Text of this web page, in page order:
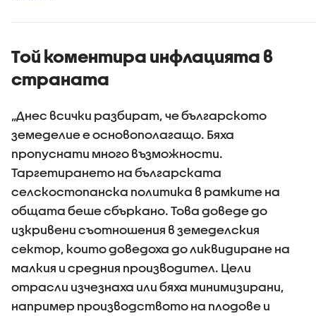
Той коментира инфлацията в
страната
„Днес всички разбират, че българското
земеделие е основополагащо. Бяха
пропуснати много възможности.
Таргетирането на българската
селскостопанска политика в рамките на
общата беше сбъркано. Това доведе до
изкривени съотношения в земеделския
сектор, които доведоха до ликвидиране на
малкия и средния производител. Цели
отрасли изчезнаха или бяха минимизирани,
например производството на плодове и